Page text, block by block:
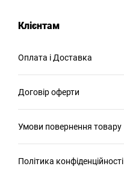
Клієнтам
Оплата і Доставка
Договір оферти
Умови повернення товару
Політика конфіденційності